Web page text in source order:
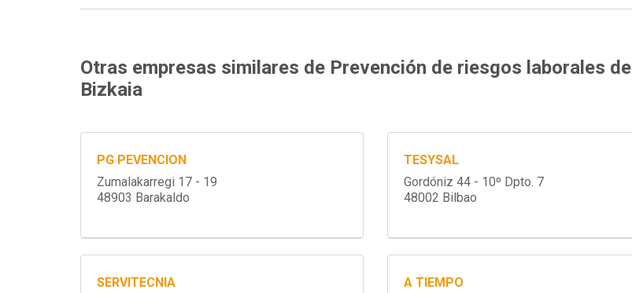
Otras empresas similares de Prevención de riesgos laborales de
Bizkaia
PG PEVENCION
Zumalakarregi 17 - 19
48903 Barakaldo
TESYSAL
Gordóniz 44 - 10º Dpto. 7
48002 Bilbao
SERVITECNIA
A TIEMPO